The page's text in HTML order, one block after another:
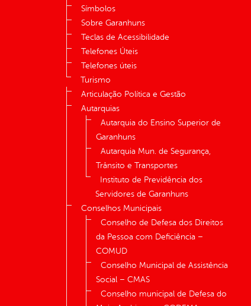
Símbolos
Sobre Garanhuns
Teclas de Acessibilidade
Telefones Úteis
Telefones úteis
Turismo
Articulação Política e Gestão
Autarquias
Autarquia do Ensino Superior de
Garanhuns
Autarquia Mun. de Segurança,
Trânsito e Transportes
Instituto de Previdência dos
Servidores de Garanhuns
Conselhos Municipais
Conselho de Defesa dos Direitos
da Pessoa com Deficiência –
COMUD
Conselho Municipal de Assistência
Social – CMAS
Conselho municipal de Defesa do